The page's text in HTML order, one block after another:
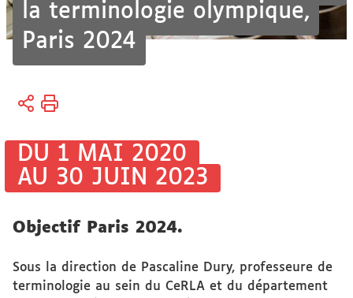
la terminologie olympique,
Paris 2024
Vous
Accueil
Actualités
de la
DU 1 MAI 2020
AU 30 JUIN 2023
Objectif Paris 2024.
Sous la direction de Pascaline Dury, professeure de
terminologie au sein du CeRLA et du département